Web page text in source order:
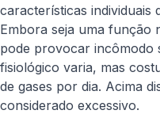
características individuais
Embora seja uma função
pode provocar incômodo
fisiológico varia, mas
de gases por dia. Acima
considerado excessivo.